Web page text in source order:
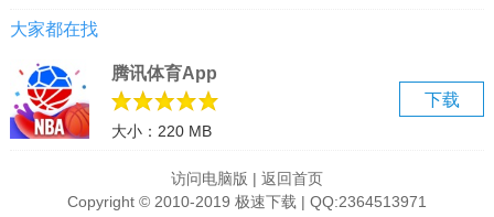
移动光标左右划键盘能方便地移动光标
文字扫描可以直接识别出照片中的文字
点划输入向上划能直接输入数字和符号
手写注音手写输入生僻字可以得到读音
单手键盘一秒切换大屏，方便单手操作
快捷短语自定义常用语，便捷输入邮箱地址
大家都在找
下载
腾讯体育App
大小：220 MB
访问电脑版 | 返回首页
Copyright © 2010-2019 极速下载 | QQ:2364513971